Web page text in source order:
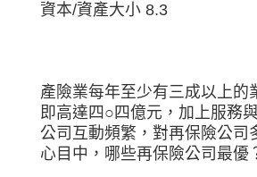
資本/資產大小 8.3
產險業每年至少有三成以上
即高達四○四億元，加上服務
公司互動頻繁，對再保險公
心目中，哪些再保險公司最優